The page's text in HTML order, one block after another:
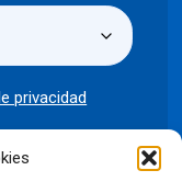
privacidad